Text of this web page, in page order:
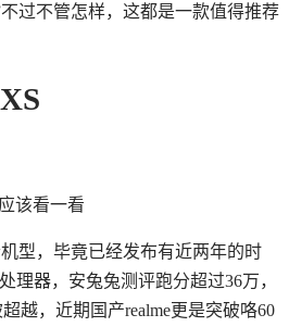
过不管怎样，这都是一款值得推荐
型，毕竟已经发布有近两年的时
理器，安兔兔测评跑分超过36万，
越，近期国产realme更是突破咯60